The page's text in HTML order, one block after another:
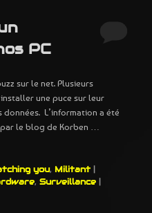
PC
sur le net. Plusieurs
une puce sur leur
L’information a été
le blog de Korben …
you,Militant |
,Surveillance |